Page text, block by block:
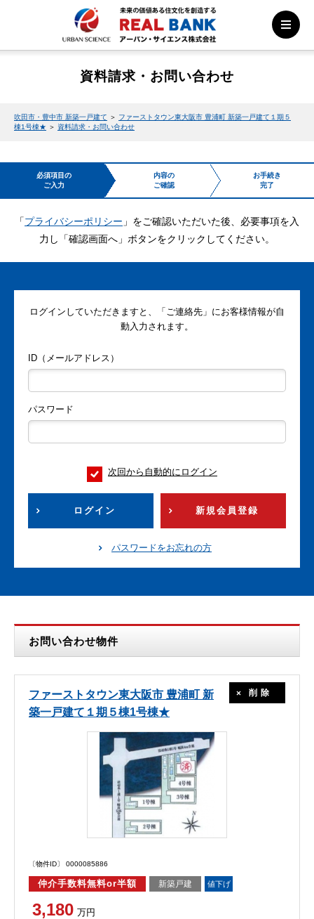
資料請求・お問い合わせ
吹田市・豊中市 新築一戸建て ＞ ファーストタウン東大阪市 豊浦町 新築一戸建て１期５
棟1号棟★ ＞ 資料請求・お問い合わせ
必須項目の
ご入力
内容の
ご確認
お手続き
完了
「プライバシーポリシー 」をご確認いただいた後、必要事項を入
力し「確認画面へ」ボタンをクリックしてください。
ログインしていただきますと、「ご連絡先」にお客様情報が自
動入力されます。
ID（メールアドレス）
パスワード
次回から自動的にログイン
ログイン 新規会員登録
パスワードをお忘れの方
お問い合わせ物件
ファーストタウン東大阪市 豊浦町 新
築一戸建て１期５棟1号棟★
削除
〔物件ID〕 0000085886
仲介手数料無料or半額 新築戸建 値下げ
3,180 万円